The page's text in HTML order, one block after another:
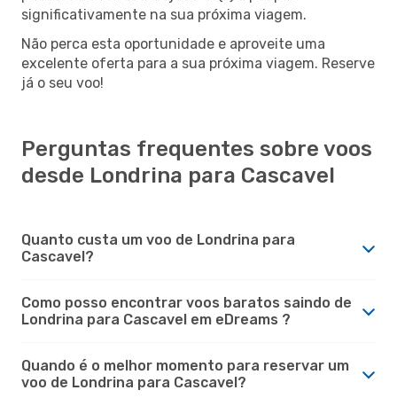
significativamente na sua próxima viagem.
Não perca esta oportunidade e aproveite uma
excelente oferta para a sua próxima viagem. Reserve
já o seu voo!
Perguntas frequentes sobre voos
desde Londrina para Cascavel
Quanto custa um voo de Londrina para
Cascavel?
Como posso encontrar voos baratos saindo de
Londrina para Cascavel em eDreams ?
Quando é o melhor momento para reservar um
voo de Londrina para Cascavel?